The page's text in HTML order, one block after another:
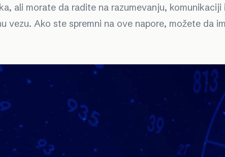
ali morate da radite na razumevanju, komunikaciji i
vezu. Ako ste spremni na ove napore, možete da